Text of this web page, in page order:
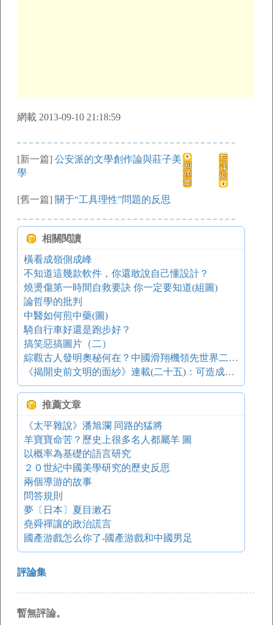
網載 2013-09-10 21:18:59
[新一篇] 公安派的文學創作論與莊子美
學
[舊一篇] 關于“工具理性”問題的反思
相關閱讀
橫看成嶺側成峰
不知道這幾款軟件，你還敢說自己懂設計？
燒燙傷第一時間自救要訣 你一定要知道(組圖)
論哲學的批判
中醫如何煎中藥(圖)
騎自行車好還是跑步好？
搞笑惡搞圖片（二）
綜觀古人發明奧秘何在？中國滑翔機領先世界二千三百多年 組圖
《揭開史前文明的面紗》連載(二十五)：可造成人類瀕臨滅絕的數十種天災人禍
推薦文章
《太平雜說》潘旭瀾 同路的猛將
羊寶寶命苦？歷史上很多名人都屬羊 圖
以概率為基礎的語言研究
２０世紀中國美學研究的歷史反思
兩個導游的故事
問答規則
夢〔日本〕夏目漱石
堯舜禪讓的政治謊言
國產游戲怎么你了-國產游戲和中國男足
評論集
暫無評論。